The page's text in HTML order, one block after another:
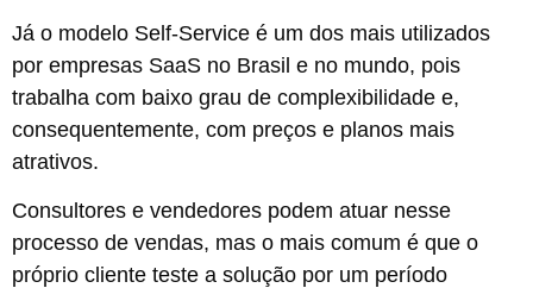
Já o modelo Self-Service é um dos mais utilizados
por empresas SaaS no Brasil e no mundo, pois
trabalha com baixo grau de complexibilidade e,
consequentemente, com preços e planos mais
atrativos.
Consultores e vendedores podem atuar nesse
processo de vendas, mas o mais comum é que o
próprio cliente teste a solução por um período